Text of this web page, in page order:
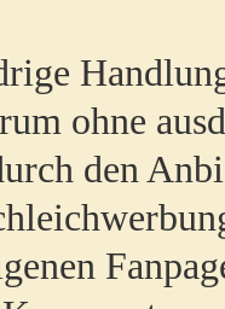
ohne
den